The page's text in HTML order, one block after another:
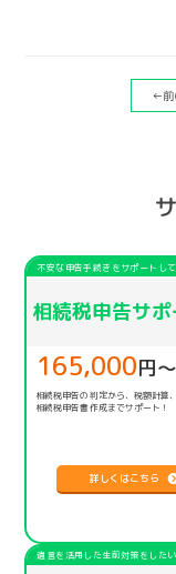
←前
不安な申告手続きをサポートして
相続税申告サポ
165,000円〜
相続税申告の判定から、税額計算、
相続税申告書作成までサポート！
詳しくはこちら
遺言を活用した生前対策をしたい